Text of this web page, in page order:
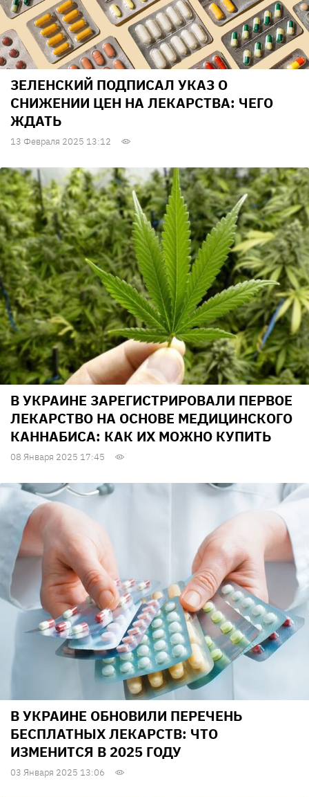
ЗЕЛЕНСКИЙ ПОДПИСАЛ УКАЗ О
СНИЖЕНИИ ЦЕН НА ЛЕКАРСТВА: ЧЕГО
ЖДАТЬ
13 Февраля 2025 13:12
В УКРАИНЕ ЗАРЕГИСТРИРОВАЛИ ПЕРВОЕ
ЛЕКАРСТВО НА ОСНОВЕ МЕДИЦИНСКОГО
КАННАБИСА: КАК ИХ МОЖНО КУПИТЬ
08 Января 2025 17:45
В УКРАИНЕ ОБНОВИЛИ ПЕРЕЧЕНЬ
БЕСПЛАТНЫХ ЛЕКАРСТВ: ЧТО
ИЗМЕНИТСЯ В 2025 ГОДУ
03 Января 2025 13:06